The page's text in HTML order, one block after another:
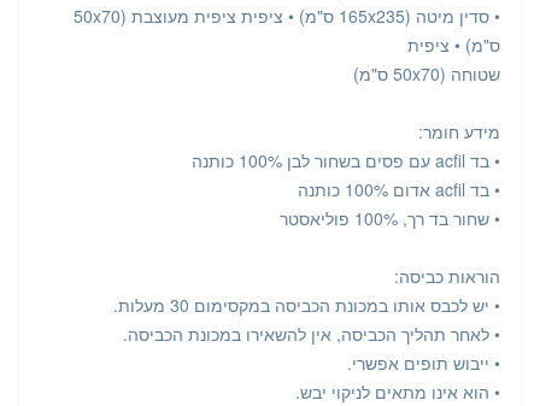
• סדין מיטה (165x235 ס"מ) • ציפית ציפית מעוצבת (50x70
ס"מ) • ציפית
שטוחה (50x70 ס"מ)
מידע חומר:
• בד acfil עם פסים בשחור לבן 100% כותנה
• בד acfil אדום 100% כותנה
• שחור בד רך, 100% פוליאסטר
הוראות כביסה:
• יש לכבס אותו במכונת הכביסה במקסימום 30 מעלות.
• לאחר תהליך הכביסה, אין להשאירו במכונת הכביסה.
• ייבוש תופים אפשרי.
• הוא אינו מתאים לניקוי יבש.